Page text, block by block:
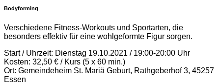
Bodyforming
Verschiedene Fitness-Workouts und Sportarten, die
besonders effektiv für eine wohlgeformte Figur sorgen.
Start / Uhrzeit: Dienstag 19.10.2021 / 19:00-20:00 Uhr
Kosten: 32,50 € / Kurs (5 x 60 min.)
Ort: Gemeindeheim St. Mariä Geburt, Rathgeberhof 3, 45257
Essen